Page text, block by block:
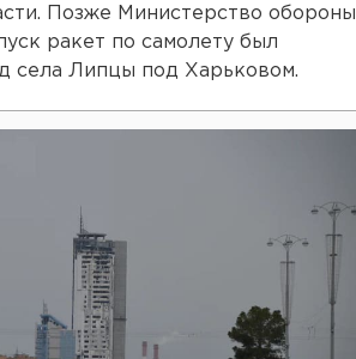
Позже Министерство обороны
ракет по самолету был
села Липцы под Харьковом.